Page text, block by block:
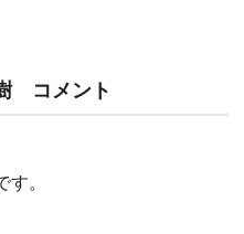
コメント
。